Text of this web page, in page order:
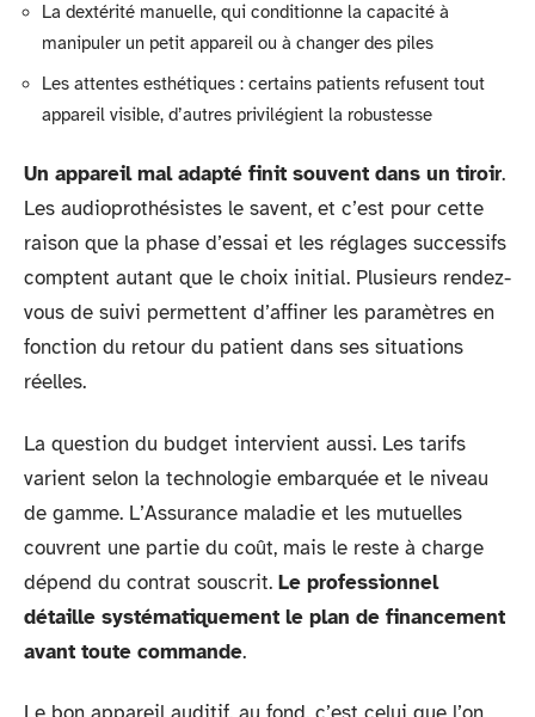
La dextérité manuelle, qui conditionne la capacité à
manipuler un petit appareil ou à changer des piles
Les attentes esthétiques : certains patients refusent tout
appareil visible, d’autres privilégient la robustesse
Un appareil mal adapté finit souvent dans un tiroir.
Les audioprothésistes le savent, et c’est pour cette
raison que la phase d’essai et les réglages successifs
comptent autant que le choix initial. Plusieurs rendez-
vous de suivi permettent d’affiner les paramètres en
fonction du retour du patient dans ses situations
réelles.
La question du budget intervient aussi. Les tarifs
varient selon la technologie embarquée et le niveau
de gamme. L’Assurance maladie et les mutuelles
couvrent une partie du coût, mais le reste à charge
dépend du contrat souscrit. Le professionnel
détaille systématiquement le plan de financement
avant toute commande.